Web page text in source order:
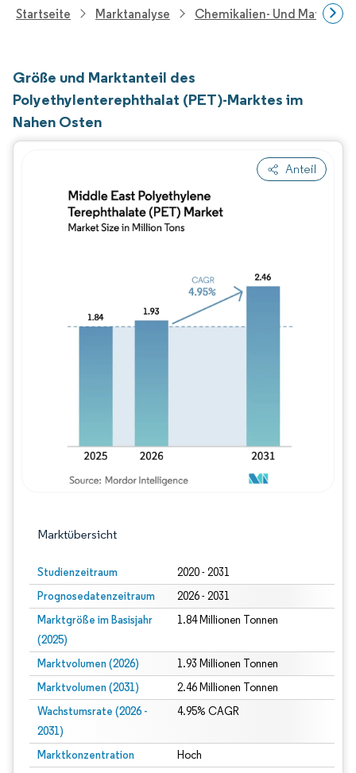
Startseite Marktanalyse Chemikalien- Und
Größe und Marktanteil des
Polyethylenterephthalat (PET)-Marktes im
Nahen Osten
Anteil
Marktübersicht
Studienzeitraum 2020 - 2031
Prognosedatenzeitraum 2026 - 2031
Marktgröße im Basisjahr
(2025)
1.84 Millionen Tonnen
Marktvolumen (2026) 1.93 Millionen Tonnen
Marktvolumen (2031) 2.46 Millionen Tonnen
Wachstumsrate (2026 -
2031)
4.95% CAGR
Marktkonzentration Hoch